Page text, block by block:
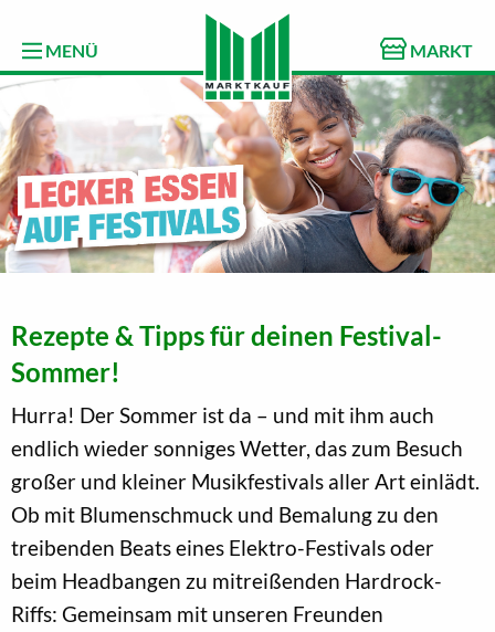
MENÜ MARKT
Rezepte & Tipps für deinen Festival-
Sommer!
Hurra! Der Sommer ist da – und mit ihm auch
endlich wieder sonniges Wetter, das zum Besuch
großer und kleiner Musikfestivals aller Art einlädt.
Ob mit Blumenschmuck und Bemalung zu den
treibenden Beats eines Elektro-Festivals oder
beim Headbangen zu mitreißenden Hardrock-
Riffs: Gemeinsam mit unseren Freunden